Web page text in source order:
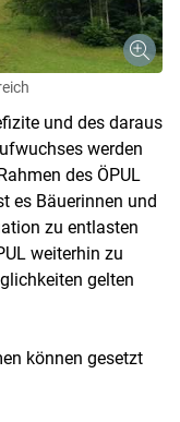
und des daraus
werden
des ÖPUL
es Bäuerinnen und
zu entlasten
weiterhin zu
gelten
können gesetzt